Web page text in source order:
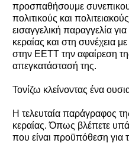
προσπαθήσουμε
πολιτικούς και
εισαγγελική παραγγελία
κεραίας και στη συνέχεια
στην ΕΕΤΤ την αφαίρεση
απεγκατάστασή της.
Τονίζω κλείνοντας ένα
Η τελευταία παράγραφος
κεραίας. Όπως βλέπετε
που είναι προϋπόθεση για